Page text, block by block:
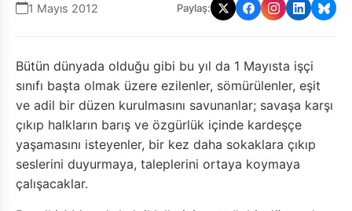
1 Mayıs 2012 Paylaş:
Bütün dünyada olduğu gibi bu yıl da 1 Mayısta işçi
sınıfı başta olmak üzere ezilenler, sömürülenler, eşit
ve adil bir düzen kurulmasını savunanlar; savaşa karşı
çıkıp halkların barış ve özgürlük içinde kardeşçe
yaşamasını isteyenler, bir kez daha sokaklara çıkıp
seslerini duyurmaya, taleplerini ortaya koymaya
çalışacaklar.